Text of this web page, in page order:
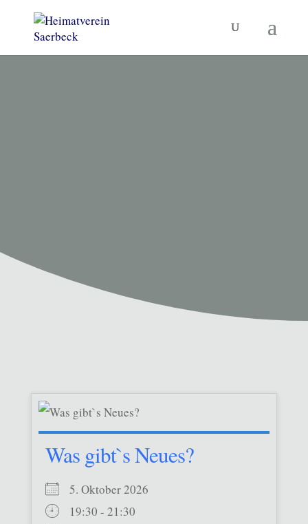
Was gibt`s Neues?
5. Oktober 2026
19:30 - 21:30